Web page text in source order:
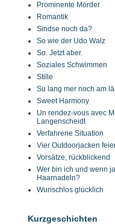
Prominente Mörder
Romantik
Sindse noch da?
So wie der Udo Walz
So. Jetzt aber.
Soziales Schwimmen
Stille
Su lang mer noch am
Sweet Harmony
Un rendez-vous avec
Langenscheidt
Verfahrene Situation
Vier Outdoorjacken
Vorsätze, rückblickend
Wer bin ich und wenn
Haarnadeln?
Wunschlos glücklich
Kurzgeschichten